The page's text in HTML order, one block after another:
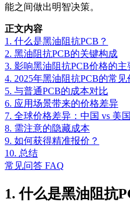
能之间做出明智决策。
正文内容
1. 什么是黑油阻抗PCB？
2. 黑油阻抗PCB的关键构成
3. 影响黑油阻抗PCB价格的主
4. 2025年黑油阻抗PCB的常见
5. 与普通PCB的成本对比
6. 应用场景带来的价格差异
7. 全球价格差异：中国 vs 美
8. 需注意的隐藏成本
9. 如何获得精准报价？
10. 总结
常见问答 FAQ
1. 什么是黑油阻抗